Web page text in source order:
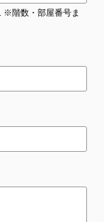
※階数・部屋番号ま